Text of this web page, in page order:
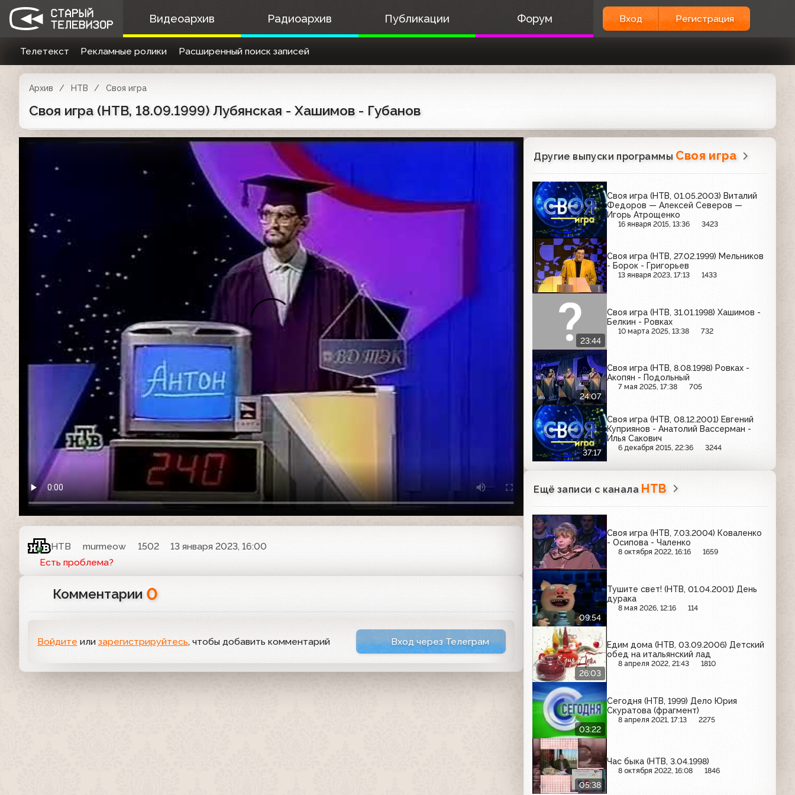
Видеоархив Радиоархив Публикации Форум Вход Регистрация
Телетекст Рекламные ролики Расширенный поиск записей
Архив НТВ Своя игра
Своя игра (НТВ, 18.09.1999) Лубянская - Хашимов - Губанов
НТВ murmeow 1502
13 января 2023, 16:00
Есть проблема?
Комментарии 0
Войдите или зарегистрируйтесь, чтобы добавить комментарий Вход через Телеграм
Другие выпуски программы Своя игра
Своя игра (НТВ, 01.05.2003) Виталий
Федоров — Алексей Северов —
Игорь Атрощенко
16 января 2015, 13:36 3423
Своя игра (НТВ, 27.02.1999) Мельников
- Борок - Григорьев
13 января 2023, 17:13 1433
23:44
Своя игра (НТВ, 31.01.1998) Хашимов -
Белкин - Ровках
10 марта 2025, 13:38 732
24:07
Своя игра (НТВ, 8.08.1998) Ровках -
Акопян - Подольный
7 мая 2025, 17:38 705
37:17
Своя игра (НТВ, 08.12.2001) Евгений
Куприянов - Анатолий Вассерман -
Илья Сакович
6 декабря 2015, 22:36 3244
Ещё записи с канала НТВ
Своя игра (НТВ, 7.03.2004) Коваленко
- Осипова - Чаленко
8 октября 2022, 16:16 1659
09:54
Тушите свет! (НТВ, 01.04.2001) День
дурака
8 мая 2026, 12:16 114
26:03
Едим дома (НТВ, 03.09.2006) Детский
обед на итальянский лад
8 апреля 2022, 21:43 1810
03:22
Сегодня (НТВ, 1999) Дело Юрия
Скуратова (фрагмент)
8 апреля 2021, 17:13 2275
05:38
Час быка (НТВ, 3.04.1998)
8 октября 2022, 16:08 1846